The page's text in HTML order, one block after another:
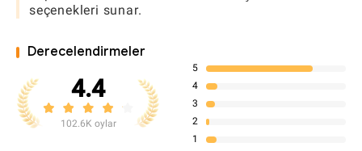
seçenekleri sunar.
Derecelendirmeler
4.4
102.6K oylar
5
4
3
2
1